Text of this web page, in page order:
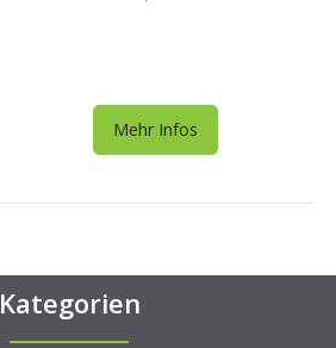
Mehr Infos
Kategorien